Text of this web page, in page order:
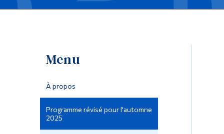
Menu
À propos
Programme révisé pour l'automne
2025